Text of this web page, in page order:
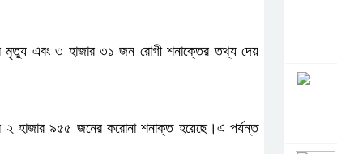
মৃত্যু এবং ৩ হাজার ৩১ জন রোগী শনাক্তের তথ্য দেয়
২ হাজার ৯৫৫ জনের করোনা শনাক্ত হয়েছে।এ পর্যন্ত